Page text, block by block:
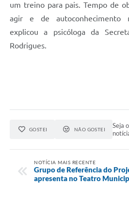
um treino para pais. Tempo de
agir e de autoconhecimento
explicou a psicóloga da
Rodrigues.
GOSTEI NÃO GOSTEI
Seja
NOTÍCIA MAIS RECENTE
Grupo de Referência do
apresenta no Teatro